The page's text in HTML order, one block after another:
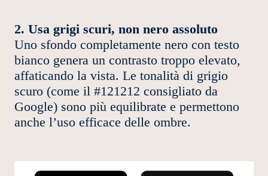
2. Usa grigi scuri, non nero assoluto
Uno sfondo completamente nero con testo
bianco genera un contrasto troppo elevato,
affaticando la vista. Le tonalità di grigio
scuro (come il #121212 consigliato da
Google) sono più equilibrate e permettono
anche l’uso efficace delle ombre.